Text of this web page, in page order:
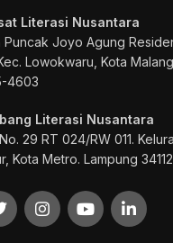
Literasi Nusantara
Puncak Joyo Agung
Lowokwaru, Kota
4603
Literasi Nusantara
29 RT 024/RW 011.
Kota Metro. Lampung